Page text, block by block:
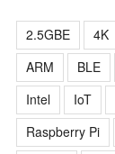
2.5GBE 4K
ARM
BLE
Intel
IoT
Raspberry Pi